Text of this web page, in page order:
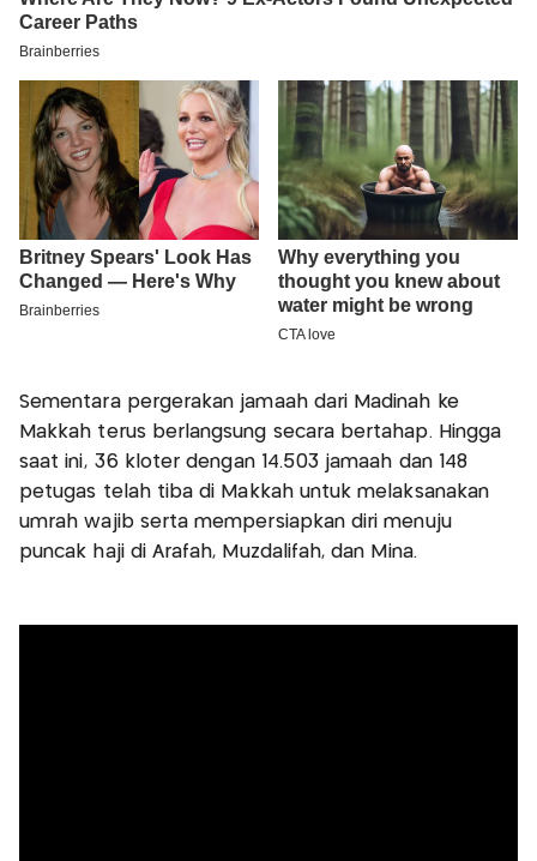
Sementara pergerakan jamaah dari Madinah ke
Makkah terus berlangsung secara bertahap. Hingga
saat ini, 36 kloter dengan 14.503 jamaah dan 148
petugas telah tiba di Makkah untuk melaksanakan
umrah wajib serta mempersiapkan diri menuju
puncak haji di Arafah, Muzdalifah, dan Mina.